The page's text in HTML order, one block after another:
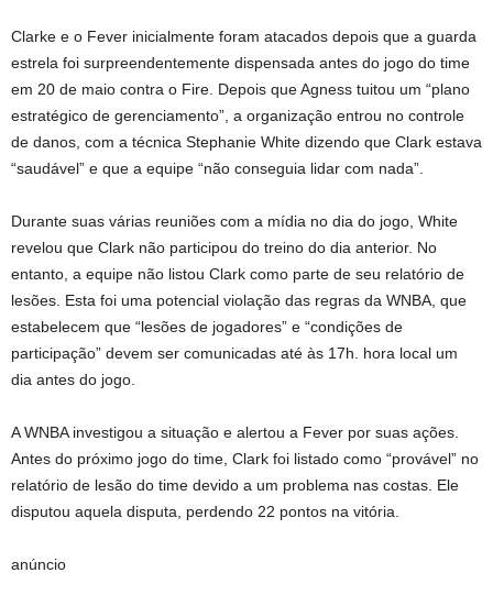
Clarke e o Fever inicialmente foram atacados depois que a guarda
estrela foi surpreendentemente dispensada antes do jogo do time
em 20 de maio contra o Fire. Depois que Agness tuitou um “plano
estratégico de gerenciamento”, a organização entrou no controle
de danos, com a técnica Stephanie White dizendo que Clark estava
“saudável” e que a equipe “não conseguia lidar com nada”.
Durante suas várias reuniões com a mídia no dia do jogo, White
revelou que Clark não participou do treino do dia anterior. No
entanto, a equipe não listou Clark como parte de seu relatório de
lesões. Esta foi uma potencial violação das regras da WNBA, que
estabelecem que “lesões de jogadores” e “condições de
participação” devem ser comunicadas até às 17h. hora local um
dia antes do jogo.
A WNBA investigou a situação e alertou a Fever por suas ações.
Antes do próximo jogo do time, Clark foi listado como “provável” no
relatório de lesão do time devido a um problema nas costas. Ele
disputou aquela disputa, perdendo 22 pontos na vitória.
anúncio